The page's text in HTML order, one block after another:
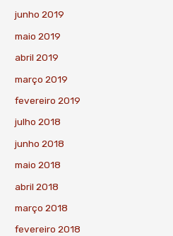
junho 2019
maio 2019
abril 2019
março 2019
fevereiro 2019
julho 2018
junho 2018
maio 2018
abril 2018
março 2018
fevereiro 2018